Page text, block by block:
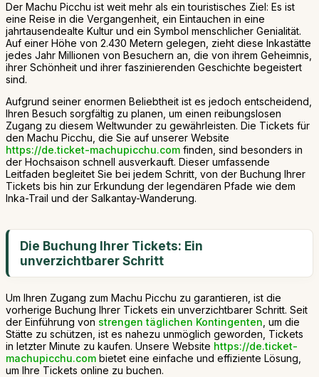
Der Machu Picchu ist weit mehr als ein touristisches Ziel: Es ist
eine Reise in die Vergangenheit, ein Eintauchen in eine
jahrtausendealte Kultur und ein Symbol menschlicher Genialität.
Auf einer Höhe von 2.430 Metern gelegen, zieht diese Inkastätte
jedes Jahr Millionen von Besuchern an, die von ihrem Geheimnis,
ihrer Schönheit und ihrer faszinierenden Geschichte begeistert
sind.
Aufgrund seiner enormen Beliebtheit ist es jedoch entscheidend,
Ihren Besuch sorgfältig zu planen, um einen reibungslosen
Zugang zu diesem Weltwunder zu gewährleisten. Die Tickets für
den Machu Picchu, die Sie auf unserer Website
https://de.ticket-machupicchu.com finden, sind besonders in
der Hochsaison schnell ausverkauft. Dieser umfassende
Leitfaden begleitet Sie bei jedem Schritt, von der Buchung Ihrer
Tickets bis hin zur Erkundung der legendären Pfade wie dem
Inka-Trail und der Salkantay-Wanderung.
Die Buchung Ihrer Tickets: Ein
unverzichtbarer Schritt
Um Ihren Zugang zum Machu Picchu zu garantieren, ist die
vorherige Buchung Ihrer Tickets ein unverzichtbarer Schritt. Seit
der Einführung von strengen täglichen Kontingenten , um die
Stätte zu schützen, ist es nahezu unmöglich geworden, Tickets
in letzter Minute zu kaufen. Unsere Website https://de.ticket-
machupicchu.com bietet eine einfache und effiziente Lösung,
um Ihre Tickets online zu buchen.